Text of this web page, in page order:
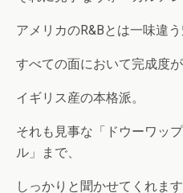
アメリカのR&Bとは一味違う
すべての面において完成度が
イギリス産の本格派。
それも見事な「ドウーワッ
ル」まで、
しっかりと聞かせてくれます